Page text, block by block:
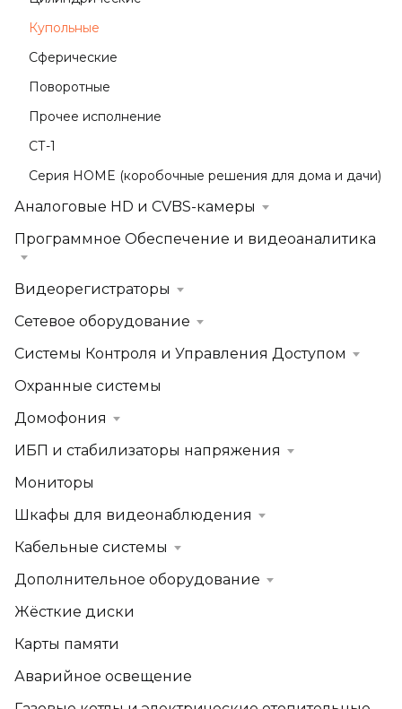
Купольные
Сферические
Поворотные
Прочее исполнение
СТ-1
Серия HOME (коробочные решения для дома и дачи)
Аналоговые HD и CVBS-камеры
Программное Обеспечение и видеоаналитика
Видеорегистраторы
Сетевое оборудование
Системы Контроля и Управления Доступом
Охранные системы
Домофония
ИБП и стабилизаторы напряжения
Мониторы
Шкафы для видеонаблюдения
Кабельные системы
Дополнительное оборудование
Жёсткие диски
Карты памяти
Аварийное освещение